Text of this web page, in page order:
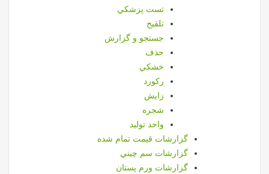
تست پزشكي
تلقيح
جستجو و گزارش
حذف
خشكي
ركورد
زايش
شجره
واحد توليد
گزارشات قيمت تمام شده
گزارشات سم چيني
گزارشات ورم پستان